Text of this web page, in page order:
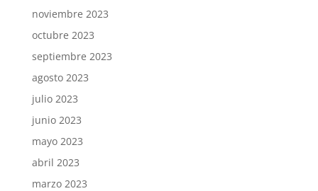
noviembre 2023
octubre 2023
septiembre 2023
agosto 2023
julio 2023
junio 2023
mayo 2023
abril 2023
marzo 2023